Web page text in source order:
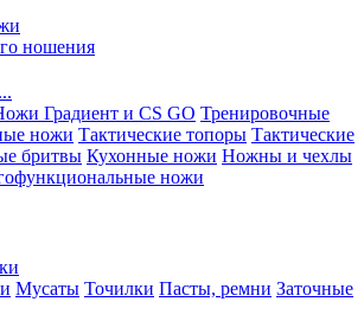
ношения
Градиент и CS GO Тренировочные
ножи Тактические топоры Тактические
бритвы Кухонные ножи Ножны и чехлы
ножи
Мусаты Точилки Пасты, ремни Заточные